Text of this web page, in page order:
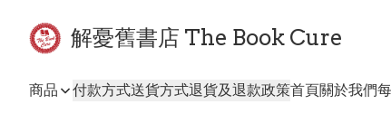
解憂舊書店 The Book Cure
商品 付款方式送貨方式退貨及退款政策首頁關於我們